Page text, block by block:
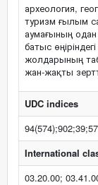
археология,
туризм ғылым
аумағының
батыс
жолдарының
жан-жақты
UDC indices
International
03.20.00;